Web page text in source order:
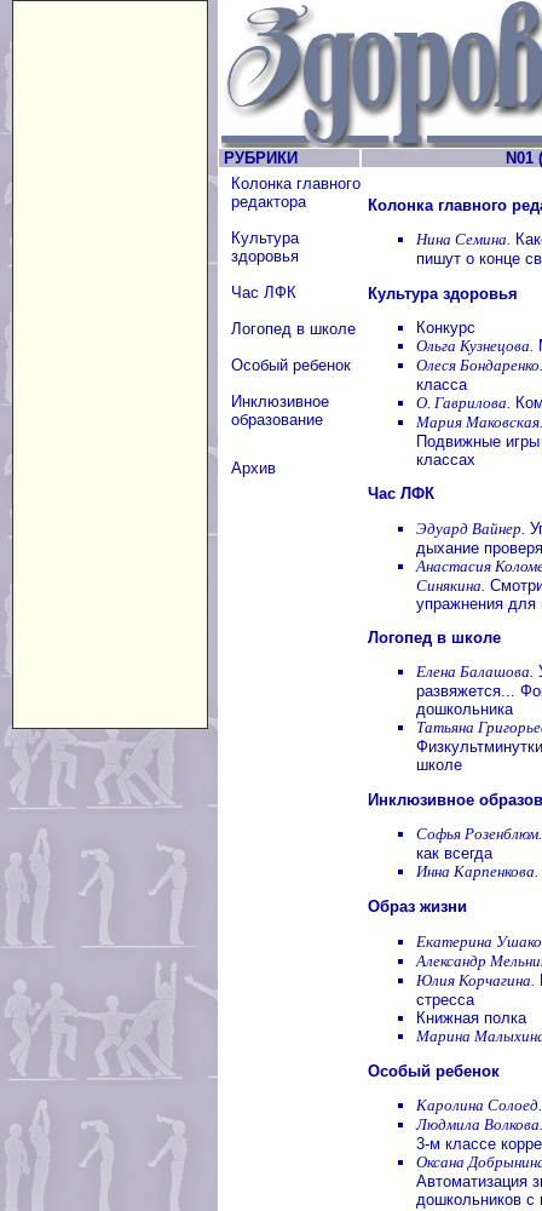
РУБРИКИ
N01
Колонка главного
редактора
Культура
здоровья
Час ЛФК
Логопед в школе
Особый ребенок
Инклюзивное
образование
Архив
Колонка главного
Нина Семина.
пишут о конце
Культура здоровья
Конкурс
Ольга Кузнецова.
Олеся Бондаренко.
класса
О. Гаврилова.
Мария Маковская.
Подвижные
классах
Час ЛФК
Эдуард Вайнер.
дыхание
Анастасия
Синякина.
упражнения для
Логопед в школе
Елена Балашова.
развяжется...
дошкольника
Татьяна
школе
Инклюзивное
Софья Розенблюм.
как всегда
Инна Карпенкова.
Образ жизни
Екатерина
Александр
Юлия Корчагина.
стресса
Книжная полка
Марина
Особый ребенок
Каролина Солоед.
Людмила Волкова.
3-м классе
Оксана
Автоматизация
дошкольников с